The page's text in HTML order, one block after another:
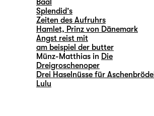
Baal
Splendid’s
Zeiten des Aufruhrs
Hamlet, Prinz von Dänemark
Angst reist mit
am beispiel der butter
Münz-Matthias in Die
Dreigroschenoper
Drei Haselnüsse für Aschenbrödel
Lulu